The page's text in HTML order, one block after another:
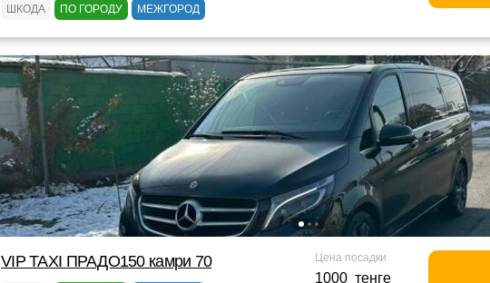
ШКОДА ПО ГОРОДУ МЕЖГОРОД
VIP TAXI ПРАДО150 камри 70 Цена посадки
1000 тенге